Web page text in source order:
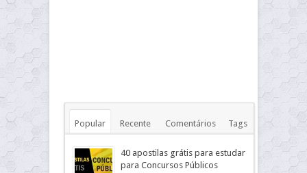
Popular Recente Comentários Tags
40 apostilas grátis para estudar
para Concursos Públicos